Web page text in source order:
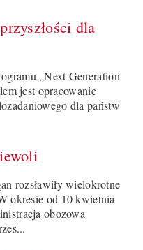
dla
„Next Generation
jest opracowanie
dla państw
rozsławiły wielokrotne
okresie od 10 kwietnia
obozowa